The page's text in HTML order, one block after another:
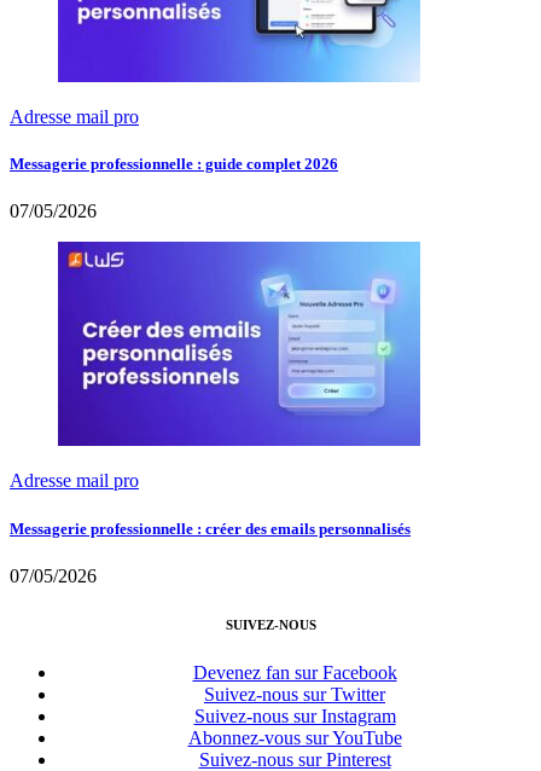
Adresse mail pro
Messagerie professionnelle : guide complet 2026
07/05/2026
Adresse mail pro
Messagerie professionnelle : créer des emails personnalisés
07/05/2026
SUIVEZ-NOUS
Devenez fan sur Facebook
Suivez-nous sur Twitter
Suivez-nous sur Instagram
Abonnez-vous sur YouTube
Suivez-nous sur Pinterest